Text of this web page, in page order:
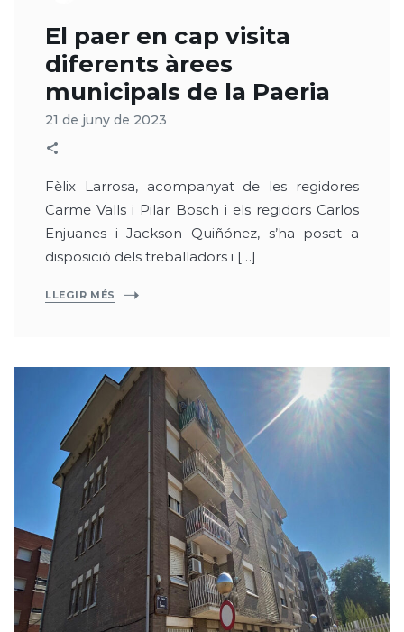
El paer en cap visita
diferents àrees
municipals de la Paeria
21 de juny de 2023
Fèlix Larrosa, acompanyat de les regidores
Carme Valls i Pilar Bosch i els regidors Carlos
Enjuanes i Jackson Quiñónez, s’ha posat a
disposició dels treballadors i […]
LLEGIR MÉS